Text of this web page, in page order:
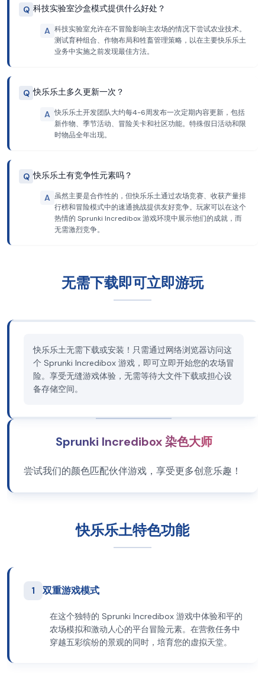
Q 科技实验室沙盒模式提供什么好处？
A 科技实验室允许在不冒险影响主农场的情况下尝试农业技术。
测试育种组合、作物布局和牲畜管理策略，以在主要快乐乐土
业务中实施之前发现最佳方法。
Q 快乐乐土多久更新一次？
A 快乐乐土开发团队大约每4-6周发布一次定期内容更新，包括
新作物、季节活动、冒险关卡和社区功能。特殊假日活动和限
时物品全年出现。
Q 快乐乐土有竞争性元素吗？
A 虽然主要是合作性的，但快乐乐土通过农场竞赛、收获产量排
行榜和冒险模式中的速通挑战提供友好竞争。玩家可以在这个
热情的 Sprunki Incredibox 游戏环境中展示他们的成就，而
无需激烈竞争。
无需下载即可立即游玩
快乐乐土无需下载或安装！只需通过网络浏览器访问这
个 Sprunki Incredibox 游戏，即可立即开始您的农场冒
险。享受无缝游戏体验，无需等待大文件下载或担心设
备存储空间。
Sprunki Incredibox 染色大师
尝试我们的颜色匹配伙伴游戏，享受更多创意乐趣！
快乐乐土特色功能
1 双重游戏模式
在这个独特的 Sprunki Incredibox 游戏中体验和平的
农场模拟和激动人心的平台冒险元素。在营救任务中
穿越五彩缤纷的景观的同时，培育您的虚拟天堂。